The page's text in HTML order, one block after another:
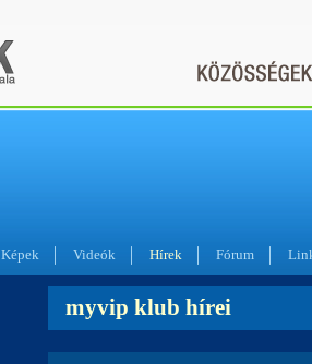
Képek Videók Hírek Fórum
myvip klub hírei